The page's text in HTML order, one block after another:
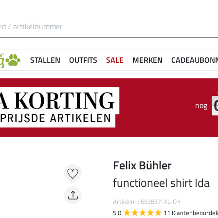
STALLEN OUTFITS SALE MERKEN
nog
Felix Bühler
functioneel shirt Ida
Artikelnr.: 653837-XL-CH
5.0
11